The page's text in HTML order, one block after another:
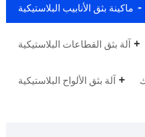
ماكينة بثق الأنابيب البلاستيكية
آلة بثق القطاعات البلاستيكية
آلة بثق الألواح البلاستيكية